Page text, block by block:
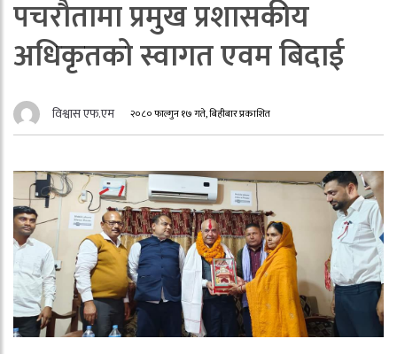
पचरौतामा प्रमुख प्रशासकीय
अधिकृतको स्वागत एवम बिदाई
विश्वास एफ.एम २०८० फाल्गुन १७ गते, बिहीबार प्रकाशित